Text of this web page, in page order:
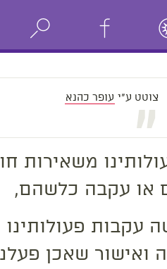
צוטט ע"י עופר כהנא
„
או עקבה כלשהם,
עקבות פעולותינו
ואישור שאכן